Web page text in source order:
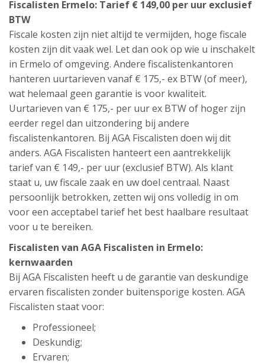
Fiscalisten Ermelo: Tarief € 149,00 per uur exclusief
BTW
Fiscale kosten zijn niet altijd te vermijden, hoge fiscale
kosten zijn dit vaak wel. Let dan ook op wie u inschakelt
in Ermelo of omgeving. Andere fiscalistenkantoren
hanteren uurtarieven vanaf € 175,- ex BTW (of meer),
wat helemaal geen garantie is voor kwaliteit.
Uurtarieven van € 175,- per uur ex BTW of hoger zijn
eerder regel dan uitzondering bij andere
fiscalistenkantoren. Bij AGA Fiscalisten doen wij dit
anders. AGA Fiscalisten hanteert een aantrekkelijk
tarief van € 149,- per uur (exclusief BTW). Als klant
staat u, uw fiscale zaak en uw doel centraal. Naast
persoonlijk betrokken, zetten wij ons volledig in om
voor een acceptabel tarief het best haalbare resultaat
voor u te bereiken.
Fiscalisten van AGA Fiscalisten in Ermelo:
kernwaarden
Bij AGA Fiscalisten heeft u de garantie van deskundige
ervaren fiscalisten zonder buitensporige kosten. AGA
Fiscalisten staat voor:
Professioneel;
Deskundig;
Ervaren;